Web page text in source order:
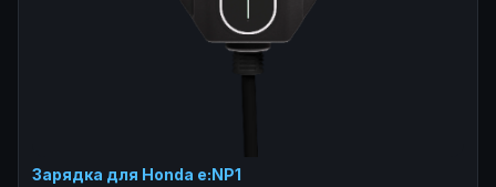
Зарядка для Honda e:NP1